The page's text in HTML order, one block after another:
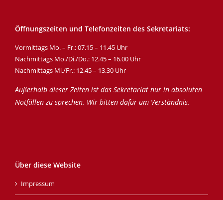
Öffnungszeiten und Telefonzeiten des Sekretariats:
Vormittags Mo. – Fr.: 07.15 – 11.45 Uhr
Nachmittags Mo./Di./Do.: 12.45 – 16.00 Uhr
Nachmittags Mi./Fr.: 12.45 – 13.30 Uhr
Außerhalb dieser Zeiten ist das Sekretariat nur in absoluten
Notfällen zu sprechen. Wir bitten dafür um Verständnis.
Über diese Website
Impressum